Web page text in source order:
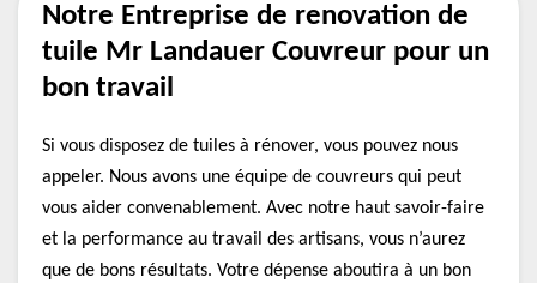
Notre Entreprise de renovation de
tuile Mr Landauer Couvreur pour un
bon travail
Si vous disposez de tuiles à rénover, vous pouvez nous
appeler. Nous avons une équipe de couvreurs qui peut
vous aider convenablement. Avec notre haut savoir-faire
et la performance au travail des artisans, vous n’aurez
que de bons résultats. Votre dépense aboutira à un bon